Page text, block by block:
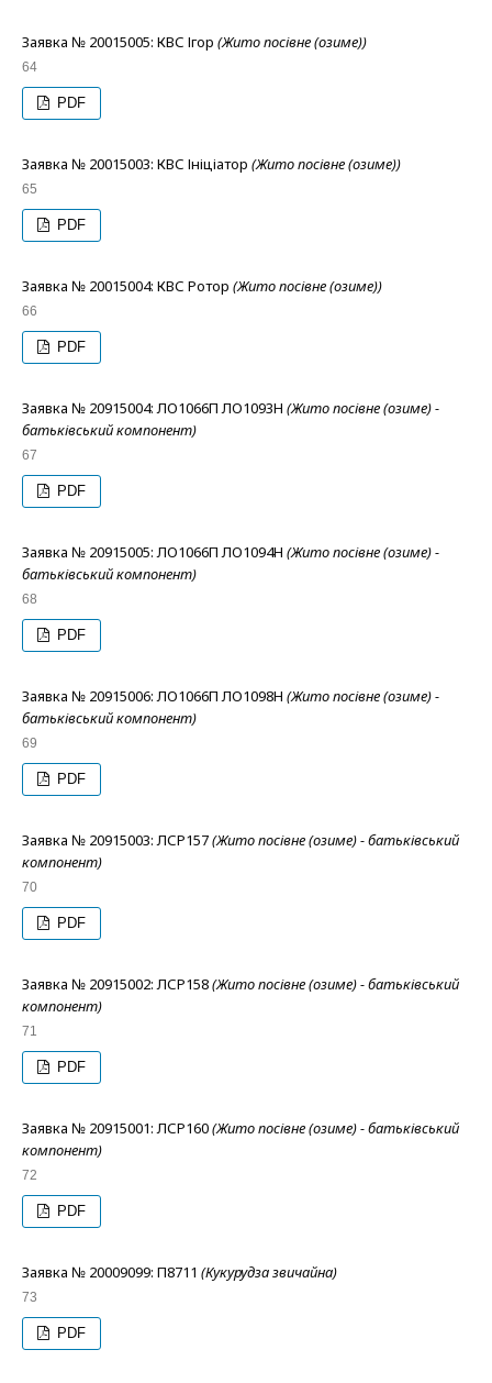
Заявка № 20015005: КВС Ігор (Жито посівне (озиме))
64
PDF
Заявка № 20015003: КВС Ініціатор (Жито посівне (озиме))
65
PDF
Заявка № 20015004: КВС Ротор (Жито посівне (озиме))
66
PDF
Заявка № 20915004: ЛО1066П ЛО1093Н (Жито посівне (озиме) -
батьківський компонент)
67
PDF
Заявка № 20915005: ЛО1066П ЛО1094Н (Жито посівне (озиме) -
батьківський компонент)
68
PDF
Заявка № 20915006: ЛО1066П ЛО1098Н (Жито посівне (озиме) -
батьківський компонент)
69
PDF
Заявка № 20915003: ЛСР157(Жито посівне (озиме) - батьківський
компонент)
70
PDF
Заявка № 20915002: ЛСР158(Жито посівне (озиме) - батьківський
компонент)
71
PDF
Заявка № 20915001: ЛСР160(Жито посівне (озиме) - батьківський
компонент)
72
PDF
Заявка № 20009099: П8711 (Кукурудза звичайна)
73
PDF